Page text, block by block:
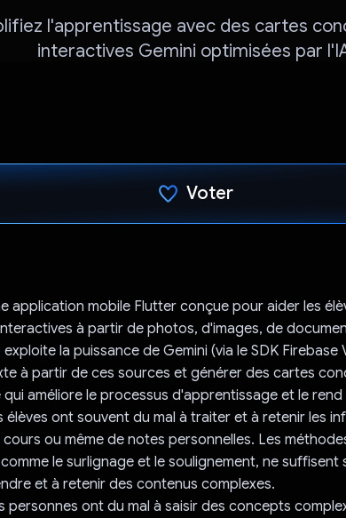
l'apprentissage avec des cartes
interactives Gemini optimisées par
Voter
application mobile Flutter conçue pour aider les
à partir de photos, d'images, de
la puissance de Gemini (via le SDK Firebase
à partir de ces sources et générer des cartes
améliore le processus d'apprentissage et le
élèves ont souvent du mal à traiter et à retenir les
cours ou même de notes personnelles. Les
le surlignage et le soulignement, ne suffisent
et à retenir des contenus complexes.
personnes ont du mal à saisir des concepts